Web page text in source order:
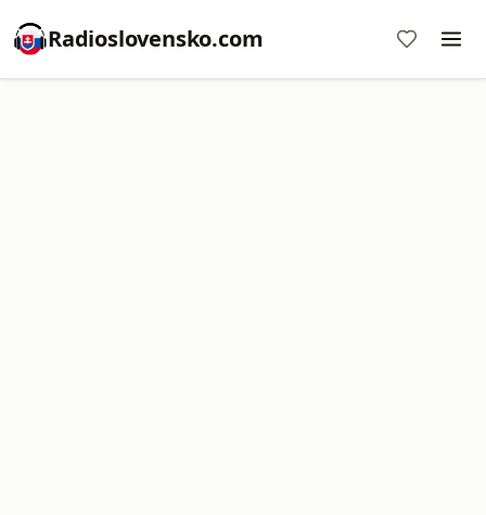
Radioslovensko.com